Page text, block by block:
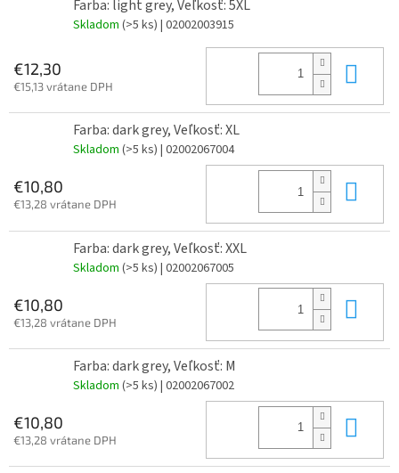
Farba: light grey, Veľkosť: 5XL
Skladom (>5 ks) | 02002003915
€12,30
€15,13 vrátane DPH
Farba: dark grey, Veľkosť: XL
Skladom (>5 ks) | 02002067004
€10,80
€13,28 vrátane DPH
Farba: dark grey, Veľkosť: XXL
Skladom (>5 ks) | 02002067005
€10,80
€13,28 vrátane DPH
Farba: dark grey, Veľkosť: M
Skladom (>5 ks) | 02002067002
€10,80
€13,28 vrátane DPH